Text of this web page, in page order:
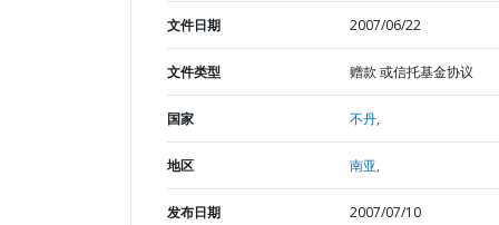
文件日期 2007/06/22
文件类型 赠款 或信托基金协议
国家 不丹,
地区 南亚,
发布日期 2007/07/10